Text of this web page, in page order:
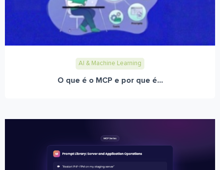
AI & Machine Learning
O que é o MCP e por que é...